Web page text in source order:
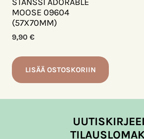
MOOSE 09604
(57X70MM)
9,90 €
LISÄÄ OSTOSKORIIN